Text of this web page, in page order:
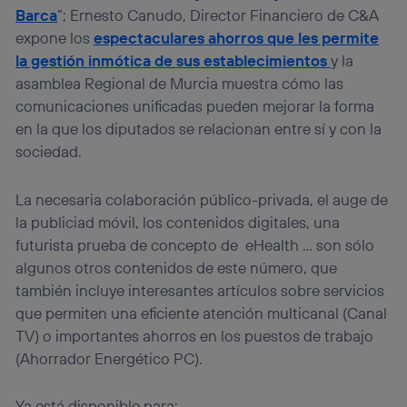
Barca”; Ernesto Canudo, Director Financiero de C&A
expone losespectaculares ahorros que les permite
la gestión inmótica de sus establecimientosy la
asamblea Regional de Murcia muestra cómo las
comunicaciones unificadas pueden mejorar la forma
en la que los diputados se relacionan entre sí y con la
sociedad.
La necesaria colaboración público-privada, el auge de
la publiciad móvil, los contenidos digitales, una
futurista prueba de concepto de eHealth … son sólo
algunos otros contenidos de este número, que
también incluye interesantes artículos sobre servicios
que permiten una eficiente atención multicanal (Canal
TV) o importantes ahorros en los puestos de trabajo
(Ahorrador Energético PC).
actividades de navegación de los miembros del hogar
que hayan dado su consentimiento.
Si utilizasdatos móviles, el marketing será más
personalizado, ya que se basará únicamente en la
navegación del usuario del móvil.
Puedes gestionar los consentimientos Utiq seleccionando
“Administrar Utiq” en la parte inferior de esta página web o
visitando el
portal de privacidad de Utiq
(“consenthub”)